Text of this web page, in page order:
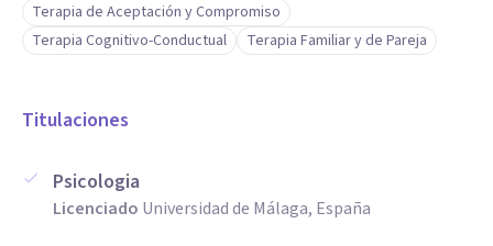
Terapia de Aceptación y Compromiso
Terapia Cognitivo-Conductual
Terapia Familiar y de Pareja
Titulaciones
Psicologia
Licenciado Universidad de Málaga, España